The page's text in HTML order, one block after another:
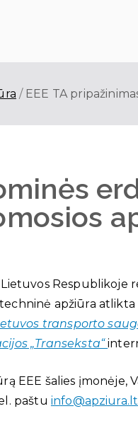
EEE TA
Respublikoje
apžiūra atlikta
transporto
„Transeksta“
EEE šalies įmonėje,
paštu info@apziura.lt